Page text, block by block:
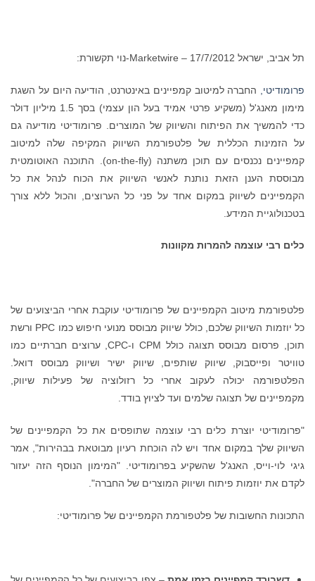
תל אביב, ישראל 17/7/2012 – Marketwire-נוי תקשורת:
פרומודיטי,
החברה למיטוב קמפיינים באינטרנט, הודיעה היום על השגת
מימון מאנג'ל (משקיע פרטי אמיד בעל הון עצמי) בסך 1.5 מיליון דולר
כדי להמשיך את הפיתוח והשיווק של המוצרים. פרומודיטי מודיעה גם
על הזמינות הכללית של פלטפורמת השיווק המקיפה שלה למיטוב
קמפיינים נכנסים עם תוכן משתנה (on-the-fly). התוכנה האוטומטית
מבוססת הענן הזאת נותנת לאנשי השיווק את הכוח לנהל את כל
הקמפיינים לשיווק במקום אחד על פני כל הערוצים, והכול ללא צורך
בטכנולוגיית המידע.
כלים רבי עוצמה להמרות מקוונות
פלטפורמת מיטוב הקמפיינים של פרומודיטי עוקבת אחרי הביצועים של
כל יוזמות השיווק שלכם, כולל שיווק מבוסס מנועי חיפוש כמו PPC ורשת
תוכן, פרסום מבוסס תצוגה כולל CPM ו-CPC, ערוצים חברתיים כמו
טוויטר ופייסבוק, שיווק שותפים, שיווק ישיר ושיווק מבוסס דואל.
הפלטפורמה יכולה לעקוב אחרי כל רזולוציה של פעילות שיווק,
מקמפיינים של תצוגה שלמים ועד לציוץ בודד.
"פרומודיטי יוצרת כלים רבי עוצמה שתופסים את כל הקמפיינים של
השיווק שלך במקום אחד ויש לה הוכחת רעיון מבוטאת בבהירות", אמר
גיגי לוי-וייס, האנג'ל שהשקיע בפרומודיטי. "המימון הנוסף הזה יעזור
לקדם את יוזמות פיתוח ושיווק המוצרים של החברה".
התכונות החשובות של פלטפורמת הקמפיינים של פרומודיטי: